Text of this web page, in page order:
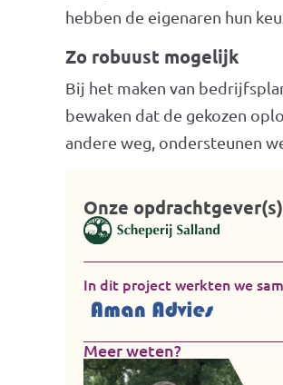
hebben de eigenaren hun
Zo robuust mogelijk
Bij het maken van
bewaken dat de gekozen
andere weg, ondersteunen
Onze
In dit project werkten we
Meer weten?